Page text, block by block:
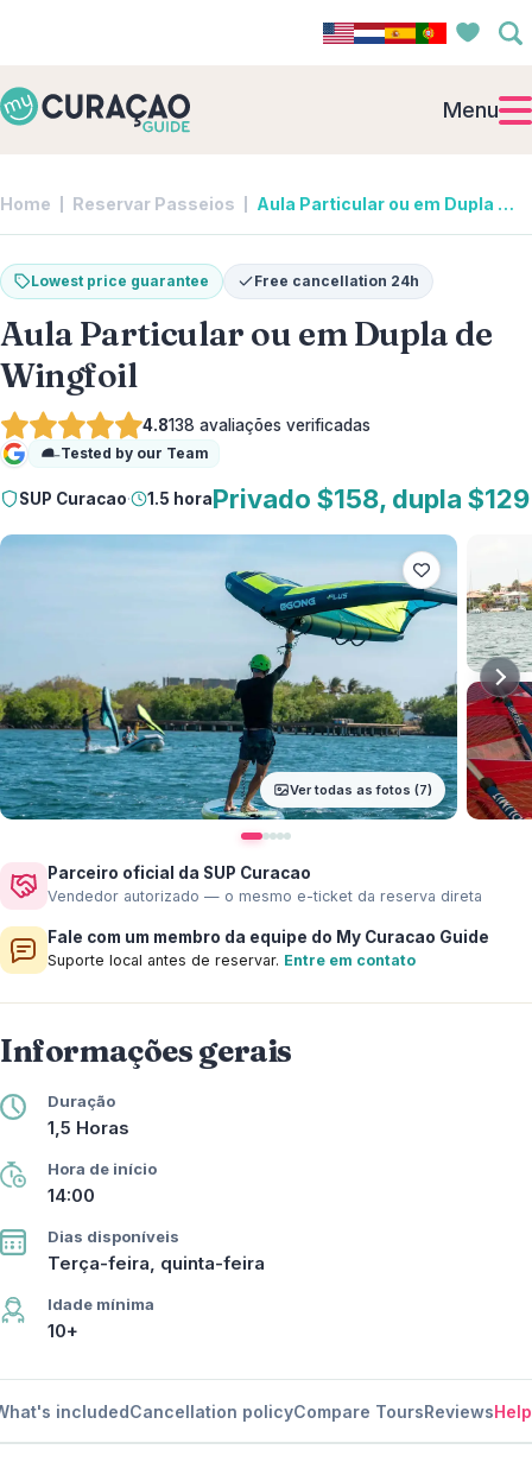
Menu
Home Reservar Passeios Aula Particular ou em Dupla de Wingfoil | SUP Curacao
Lowest price guarantee Free cancellation 24h
Aula Particular ou em Dupla de
Wingfoil
4.8138 avaliações verificadas
Google
Tested by our Team
SUP Curacao· 1.5 horaPrivado $158, dupla $129
Ver todas as fotos (7)
Parceiro oficial da SUP Curacao
Vendedor autorizado — o mesmo e-ticket da reserva direta
Fale com um membro da equipe do My Curacao Guide
Suporte local antes de reservar. Entre em contato
Informações gerais
Duração
1,5 Horas
Hora de início
14:00
Dias disponíveis
Terça-feira, quinta-feira
Idade mínima
10+
includedCancellation policyCompare ToursReviewsHelp